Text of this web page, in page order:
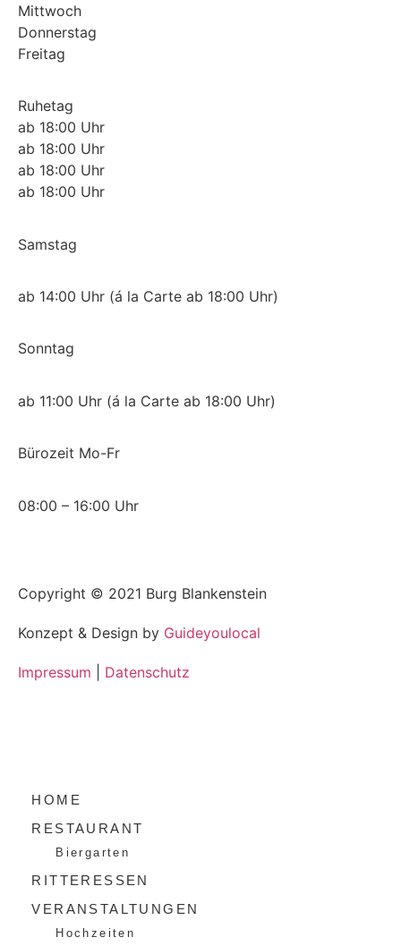
Mittwoch
Donnerstag
Freitag
Ruhetag
ab 18:00 Uhr
ab 18:00 Uhr
ab 18:00 Uhr
ab 18:00 Uhr
Samstag
ab 14:00 Uhr (á la Carte ab 18:00 Uhr)
Sonntag
ab 11:00 Uhr (á la Carte ab 18:00 Uhr)
Bürozeit Mo-Fr
08:00 – 16:00 Uhr
Copyright © 2021 Burg Blankenstein
Konzept & Design by Guideyoulocal
Impressum Datenschutz
HOME
RESTAURANT
Biergarten
RITTERESSEN
VERANSTALTUNGEN
Hochzeiten